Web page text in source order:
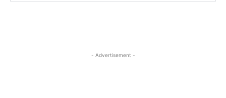
- Advertisement -